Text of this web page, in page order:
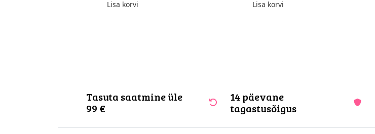
Lisa korvi Lisa korvi
Tasuta saatmine üle
99 €
14 päevane
tagastusõigus